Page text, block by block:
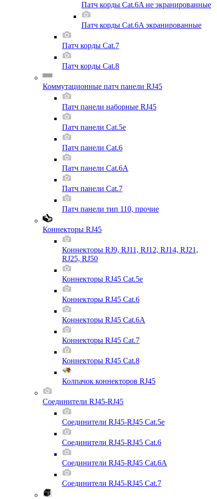
Патч корды Cat.6A не экранированные
Патч корды Cat.6A экранированные
Патч корды Cat.7
Патч корды Cat.8
Коммутационные патч панели RJ45
Патч панели наборные RJ45
Патч панели Cat.5e
Патч панели Cat.6
Патч панели Cat.6A
Патч панели Cat.7
Патч панели тип 110, прочие
Коннекторы RJ45
Коннекторы RJ9, RJ11, RJ12, RJ14, RJ21,
RJ25, RJ50
Коннекторы RJ45 Cat.5e
Коннекторы RJ45 Cat.6
Коннекторы RJ45 Cat.6A
Коннекторы RJ45 Cat.7
Коннекторы RJ45 Cat.8
Колпачок коннекторов RJ45
Соединители RJ45-RJ45
Соединители RJ45-RJ45 Cat.5e
Соединители RJ45-RJ45 Cat.6
Соединители RJ45-RJ45 Cat.6A
Соединители RJ45-RJ45 Cat.7